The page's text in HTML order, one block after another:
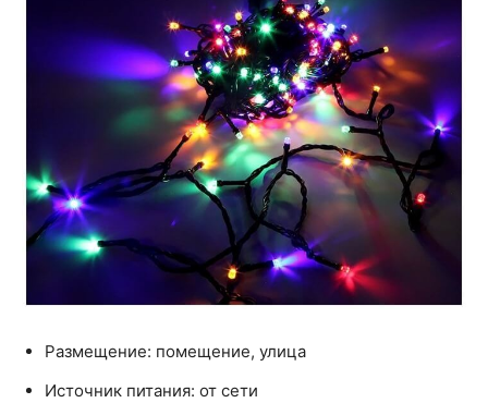
Размещение: помещение, улица
Источник питания: от сети